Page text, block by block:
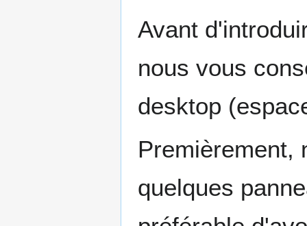
Avant
nous vous
desktop
Premièrement,
quelques